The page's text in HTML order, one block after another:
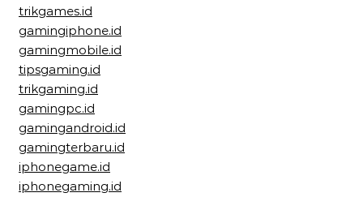
trikgames.id
gamingiphone.id
gamingmobile.id
tipsgaming.id
trikgaming.id
gamingpc.id
gamingandroid.id
gamingterbaru.id
iphonegame.id
iphonegaming.id